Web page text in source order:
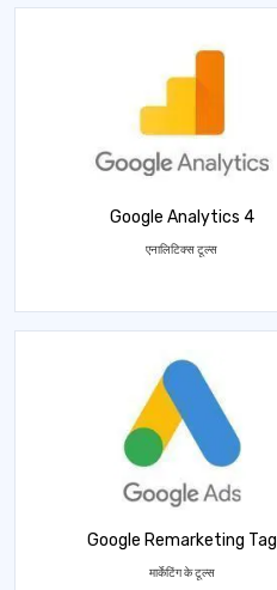
Google Analytics 4
एनालिटिक्स टूल्स
Google Remarketing Tag
मार्केटिंग के टूल्स